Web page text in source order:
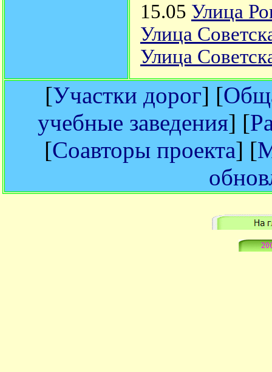
15.05 Улица
Улица
Улица
[Участки дорог] [
учебные заведения] [
[Соавторы проекта] [